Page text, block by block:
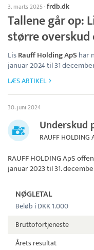
3. marts 2025·frdb.dk
Tallene går op:
større
LisRauff Holding ApShar
januar 2024 til 31
LÆS ARTIKEL
30. juni 2024
Underskud
RAUFF HOLDING
RAUFF HOLDING ApS
januar 2023 til 31.
NØGLETAL
Beløb i DKK 1.000
Bruttofortjeneste
Årets resultat